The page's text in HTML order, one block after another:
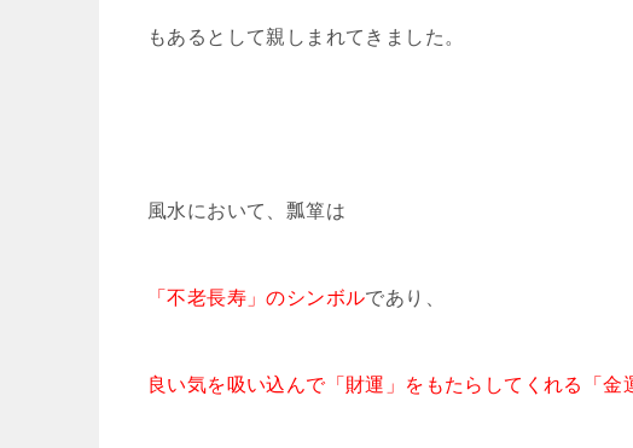
もあるとして親しまれてきました。
風水において、瓢箪は
「不老長寿」のシンボルであり、
良い気を吸い込んで「財運」をもたらしてくれる「金